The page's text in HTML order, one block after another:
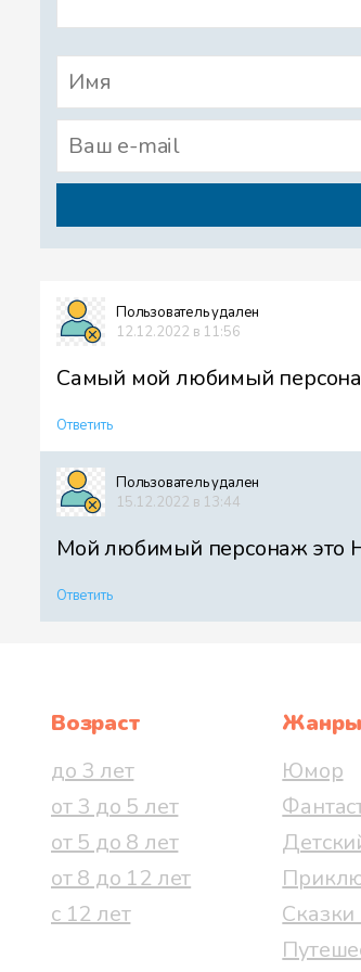
Пользователь удален
12.12.2022 в 11:56
Самый мой любимый
Ответить
Пользователь удален
15.12.2022 в 13:44
Мой любимый персонаж это
Ответить
Возраст
до 3 лет
от 3 до 5 лет
от 5 до 8 лет
от 8 до 12 лет
с 12 лет
Жанры
Юмор
Сказки